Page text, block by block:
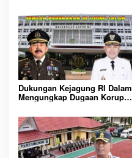
Rutan Kelas IIB Sipirok
Dukungan Kejagung RI Dalam
Mengungkap Dugaan Korupsi
Ketua AMPK : Segera Periksa
Dan Tangkap!